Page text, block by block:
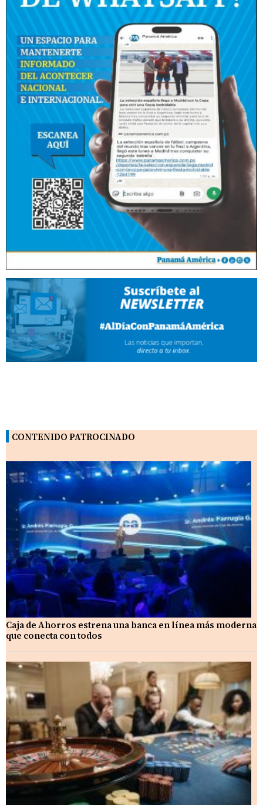
CONTENIDO PATROCINADO
Caja de Ahorros estrena una banca en línea más moderna
que conecta con todos